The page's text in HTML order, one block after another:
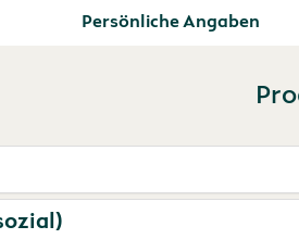
Persönliche Angaben